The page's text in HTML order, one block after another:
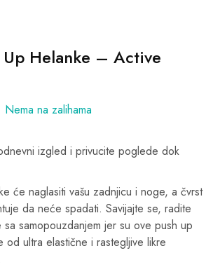
Up Helanke – Active
Nema na zalihama
izgled i privucite poglede dok
će naglasiti vašu zadnjicu i noge, a čvrst
da neće spadati. Savijajte se, radite
samopouzdanjem jer su ove push up
od ultra elastične i rastegljive likre